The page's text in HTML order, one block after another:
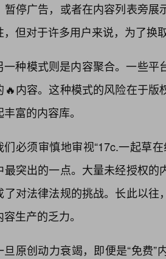
暂停广告，或者在内容列表旁
，但对于许多用户来说，为了换
一种模式则是内容聚合。一些
🔥内容。这种模式的风险在于
富的内容库。
们必须审慎地审视“17c.一起草
最突出的一点。大量未经授权
了对法律法规的挑战。长此以
生产的乏力。
旦原创动力衰竭，即便是“免费